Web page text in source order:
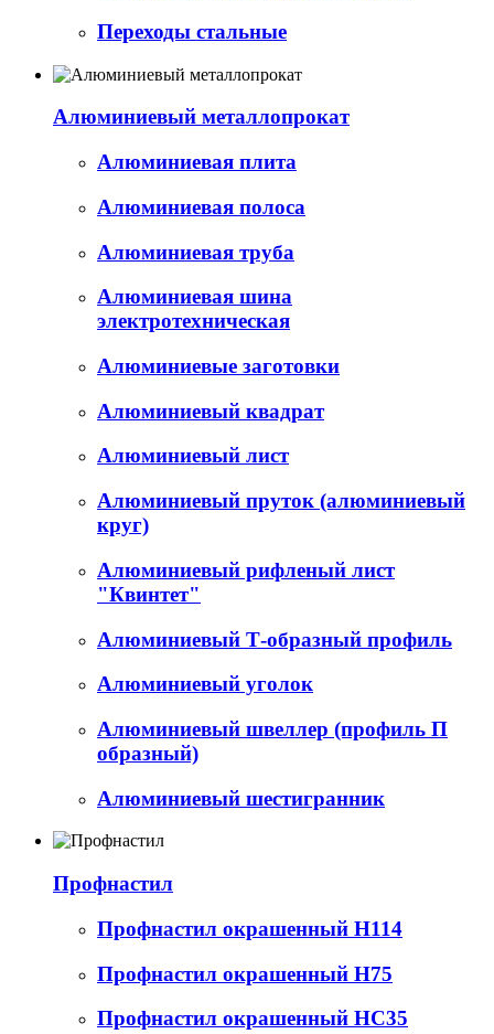
Переходы стальные
Алюминиевый металлопрокат
Алюминиевая плита
Алюминиевая полоса
Алюминиевая труба
Алюминиевая шина
электротехническая
Алюминиевые заготовки
Алюминиевый квадрат
Алюминиевый лист
Алюминиевый пруток (алюминиевый
круг)
Алюминиевый рифленый лист
"Квинтет"
Алюминиевый Т-образный профиль
Алюминиевый уголок
Алюминиевый швеллер (профиль П
образный)
Алюминиевый шестигранник
Профнастил
Профнастил окрашенный Н114
Профнастил окрашенный Н75
Профнастил окрашенный НС35